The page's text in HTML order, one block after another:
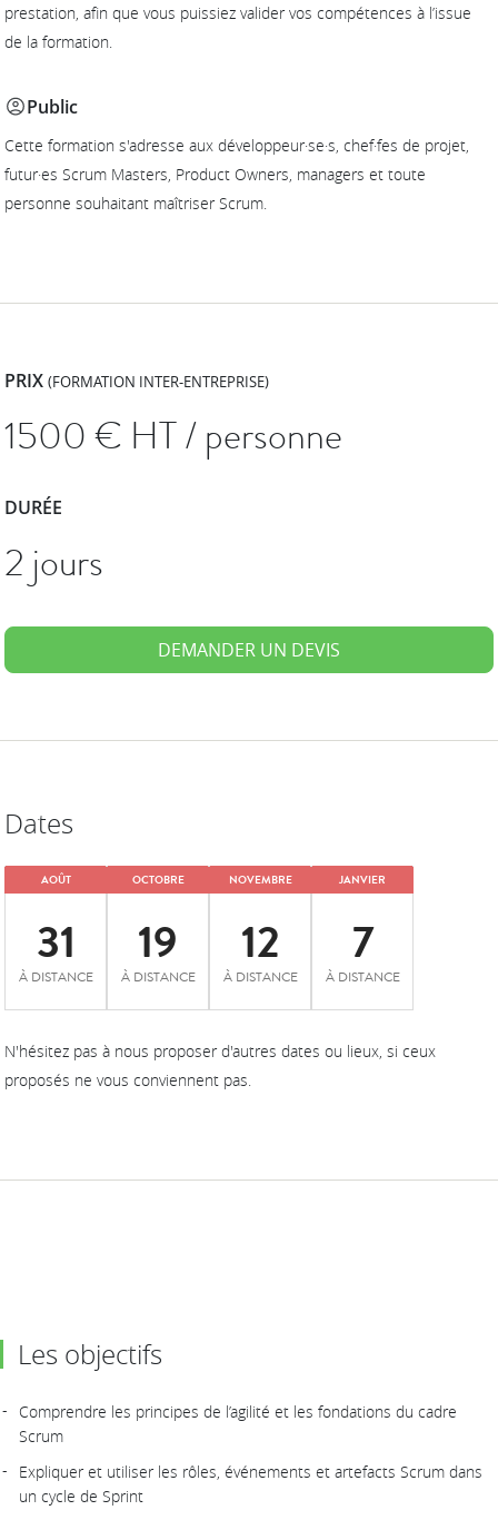
prestation, afin que vous puissiez valider vos compétences à l’issue
de la formation.
Public
Cette formation s'adresse aux développeur·se·s, chef·fes de projet,
futur·es Scrum Masters, Product Owners, managers et toute
personne souhaitant maîtriser Scrum.
PRIX(FORMATION INTER-ENTREPRISE)
1500€ HT / personne
DURÉE
2 jours
DEMANDER UN DEVIS
Dates
AOÛT
31
À DISTANCE
OCTOBRE
19
À DISTANCE
NOVEMBRE
12
À DISTANCE
JANVIER
7
À DISTANCE
N'hésitez pas à nous proposer d'autres dates ou lieux, si ceux
proposés ne vous conviennent pas.
Les objectifs
Comprendre les principes de l’agilité et les fondations du cadre
Scrum
Expliquer et utiliser les rôles, événements et artefacts Scrum dans
un cycle de Sprint